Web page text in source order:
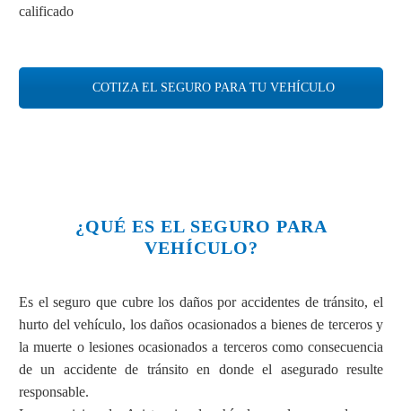
calificado
COTIZA EL SEGURO PARA TU VEHÍCULO
¿QUÉ ES EL SEGURO PARA
VEHÍCULO?
Es el seguro que cubre los daños por accidentes de tránsito, el
hurto del vehículo, los daños ocasionados a bienes de terceros y
la muerte o lesiones ocasionados a terceros como consecuencia
de un accidente de tránsito en donde el asegurado resulte
responsable.